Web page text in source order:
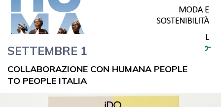
SETTEMBRE 1
COLLABORAZIONE CON HUMANA PEOPLE
TO PEOPLE ITALIA